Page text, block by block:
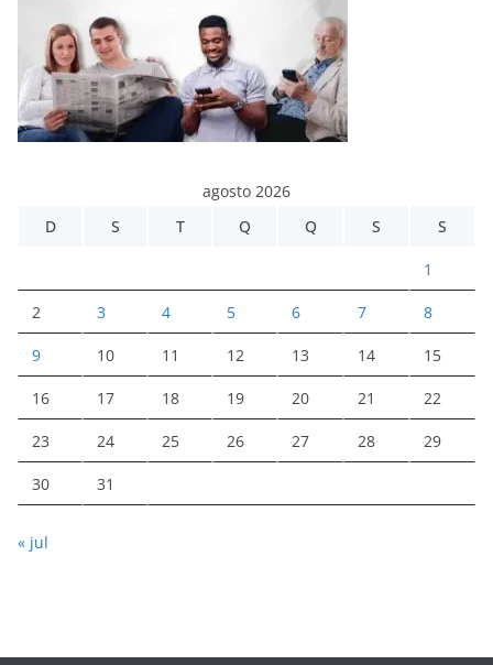
agosto 2026
D
S T Q Q S S
1
2 3 4 5 6 7 8
9 10 11 12 13 14 15
16 17 18 19 20 21 22
23 24 25 26 27 28 29
30 31
« jul